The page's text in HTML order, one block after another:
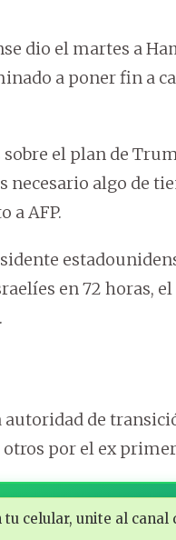
dio el martes a
a poner fin a
el plan de
necesario algo de
a AFP.
en 72 horas,
autoridad de
por el ex
celular, unite al canal